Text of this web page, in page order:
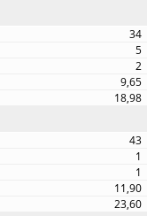
34
5
2
9,65
18,98
43
1
1
11,90
23,60